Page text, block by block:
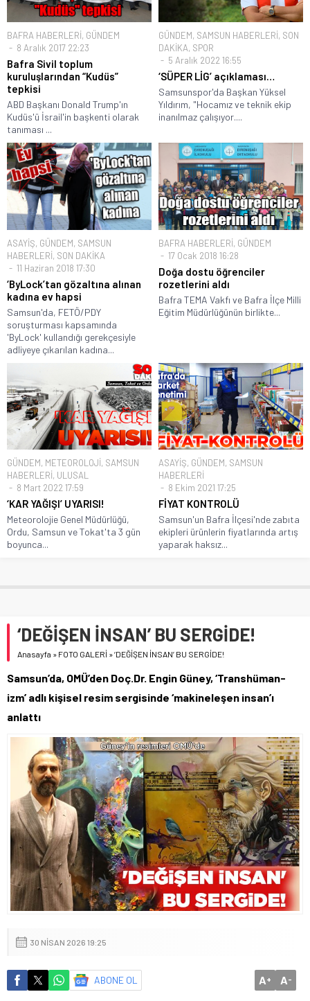
BAFRA HABERLERİ, GÜNDEM
8 Aralık 2017 22:23
Bafra Sivil toplum
kuruluşlarından “Kudüs”
tepkisi
ABD Başkanı Donald Trump'ın
Kudüs'ü İsrail'in başkenti olarak
tanıması ...
GÜNDEM, SAMSUN HABERLERİ, SON
DAKİKA, SPOR
5 Aralık 2022 16:55
‘SÜPER LİG’ açıklaması…
Samsunspor'da Başkan Yüksel
Yıldırım, "Hocamız ve teknik ekip
inanılmaz çalışıyor....
ASAYİŞ, GÜNDEM, SAMSUN
HABERLERİ, SON DAKİKA
11 Haziran 2018 17:30
‘ByLock’tan gözaltına alınan
kadına ev hapsi
Samsun'da, FETÖ/PDY
soruşturması kapsamında
'ByLock' kullandığı gerekçesiyle
adliyeye çıkarılan kadına...
BAFRA HABERLERİ, GÜNDEM
17 Ocak 2018 16:28
Doğa dostu öğrenciler
rozetlerini aldı
Bafra TEMA Vakfı ve Bafra İlçe Milli
Eğitim Müdürlüğünün birlikte...
GÜNDEM, METEOROLOJİ, SAMSUN
HABERLERİ, ULUSAL
8 Mart 2022 17:59
‘KAR YAĞIŞI’ UYARISI!
Meteorolojie Genel Müdürlüğü,
Ordu, Samsun ve Tokat'ta 3 gün
boyunca...
ASAYİŞ, GÜNDEM, SAMSUN
HABERLERİ
8 Ekim 2021 17:25
FİYAT KONTROLÜ
Samsun'un Bafra İlçesi'nde zabıta
ekipleri ürünlerin fiyatlarında artış
yaparak haksız...
‘DEĞİŞEN İNSAN’ BU SERGİDE!
Anasayfa » FOTO GALERİ »‘DEĞİŞEN İNSAN’ BU SERGİDE!
Samsun’da, OMÜ’den Doç.Dr. Engin Güney, ‘Transhüman-
izm’ adlı kişisel resim sergisinde ‘makineleşen insan’ı
anlattı
30 NISAN 2026 19:25
ABONE OL A+ A-